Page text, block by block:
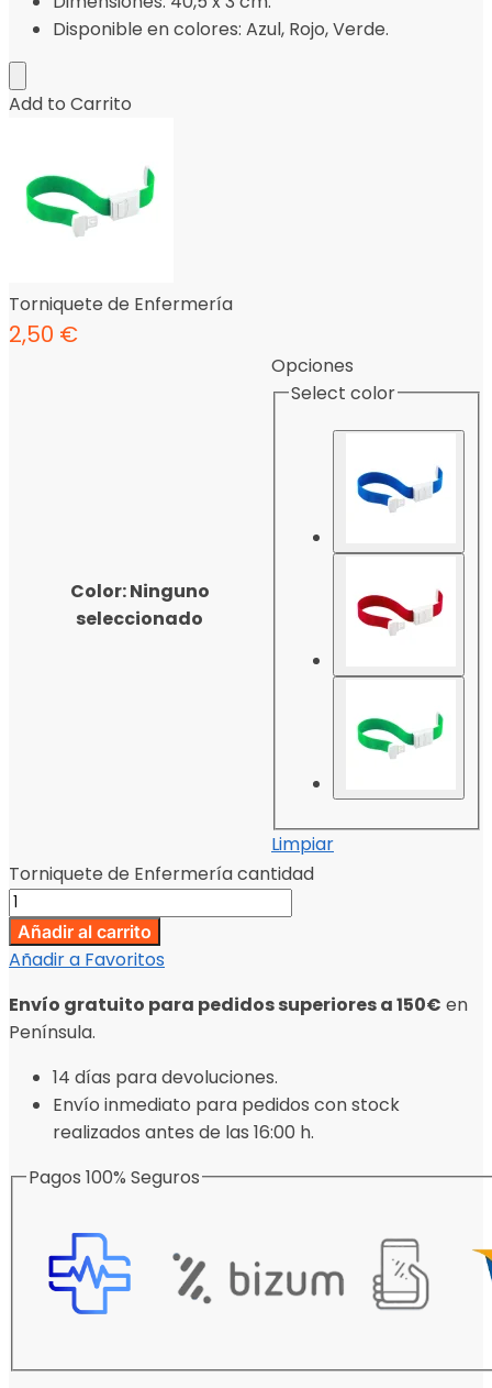
Disponible en colores: Azul, Rojo, Verde.
Add to Carrito
Torniquete de Enfermería
2,50 €
Color:Ninguno
seleccionado
Opciones
Select color
Limpiar
Torniquete de Enfermería cantidad
Añadir al carrito
Añadir a Favoritos
Envío gratuito para pedidos superiores a 150€ en
Península.
14 días para devoluciones.
Envío inmediato para pedidos con stock
realizados antes de las 16:00 h.
Pagos 100% Seguros